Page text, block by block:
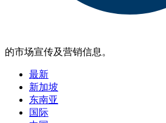
的市场宣传及营销信息。
最新
新加坡
东南亚
国际